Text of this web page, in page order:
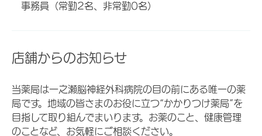
事務員（常勤2名、非常勤0名）
店舗からのお知らせ
当薬局は一之瀬脳神経外科病院の目の前にある唯一の薬
局です。地域の皆さまのお役に立つ“かかりつけ薬局”を
目指して取り組んでまいります。お薬のこと、健康管理
のことなど、お気軽にご相談ください。